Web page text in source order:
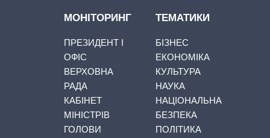
МОНІТОРИНГ
ПРЕЗИДЕНТ І
ОФІС
ВЕРХОВНА
РАДА
КАБІНЕТ
МІНІСТРІВ
ГОЛОВИ
ТЕМАТИКИ
БІЗНЕС
ЕКОНОМІКА
КУЛЬТУРА
НАУКА
НАЦІОНАЛЬНА
БЕЗПЕКА
ПОЛІТИКА